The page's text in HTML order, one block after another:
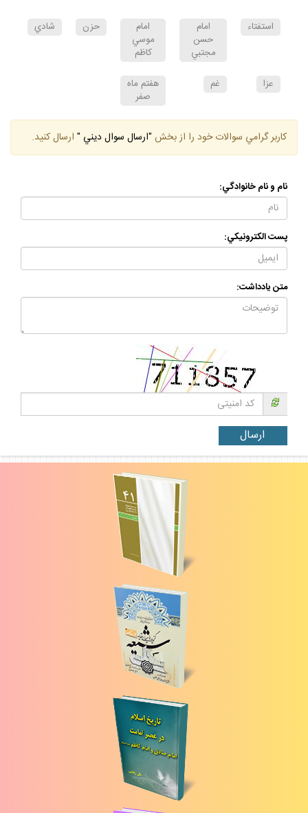
استفتاء
امام
حسن
مجتبي
امام
موسي
كاظم
حزن شادي
عزا غم
هفتم ماه
صفر
كاربر گرامي سوالات خود را از بخش "ارسال سوال ديني " ارسال كنيد.
نام و نام خانوادگي:
پست الكترونيكي:
متن يادداشت: